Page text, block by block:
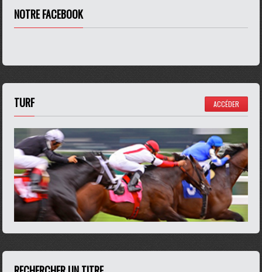
NOTRE FACEBOOK
TURF ACCÉDER